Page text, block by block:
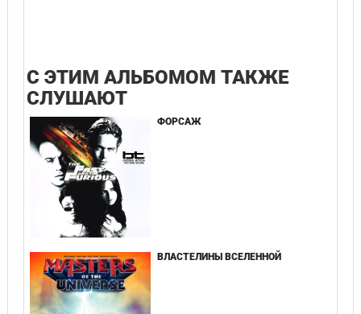
С ЭТИМ АЛЬБОМОМ ТАКЖЕ
СЛУШАЮТ
ФОРСАЖ
ВЛАСТЕЛИНЫ ВСЕЛЕННОЙ